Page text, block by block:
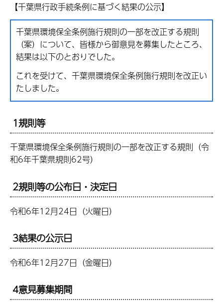
【千葉県行政手続条例に基づく結果の公示】
千葉県環境保全条例施行規則の一部を改正する規則
（案）について、皆様から御意見を募集したところ、
結果は以下のとおりでした。
これを受けて、千葉県環境保全条例施行規則を改正い
たしました。
1規則等
千葉県環境保全条例施行規則の一部を改正する規則（令
和6年千葉県規則62号）
2規則等の公布日・決定日
令和6年12月24日（火曜日）
3結果の公示日
令和6年12月27日（金曜日）
4意見募集期間